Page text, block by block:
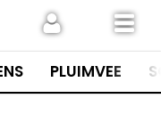
PLUIMVEE